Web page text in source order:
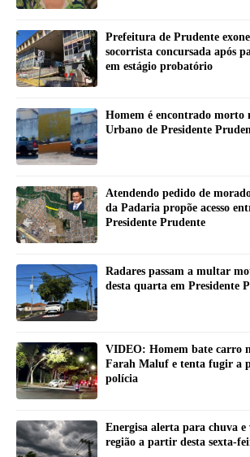
Prefeitura de Prudente
socorrista concursada após
em estágio probatório
Homem é encontrado morto
Urbano de Presidente
Atendendo pedido de
da Padaria propõe acesso
Presidente Prudente
Radares passam a multar
desta quarta em Presidente
VIDEO: Homem bate carro
Farah Maluf e tenta fugir a
polícia
Energisa alerta para chuva e
região a partir desta sexta-